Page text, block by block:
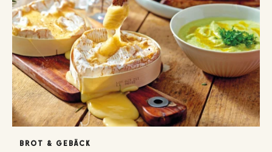
BROT & GEBÄCK